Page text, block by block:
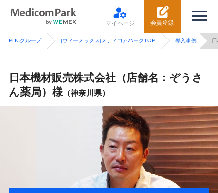
会員登録
マイページ
PHCグループ [ウィーメックス]メディコムパークTOP 導入事例
日本機材販売株式会社（店舗名：ぞうさ
ん薬局）様（神奈川県）